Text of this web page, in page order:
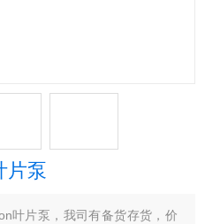
片泵
叶片泵，我司有备货存货，价